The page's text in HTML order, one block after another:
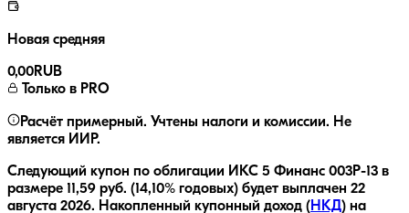
Новая средняя
0,00RUB
Только в PRO
Расчёт примерный. Учтены налоги и комиссии. Не
является ИИР.
Следующий купон по облигации ИКС 5 Финанс 003P-13 в
размере 11,59 руб. (14,10% годовых) будет выплачен 22
августа 2026. Накопленный купонный доход ( НКД) на